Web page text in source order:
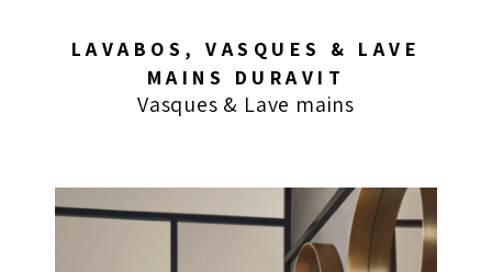
LAVABOS, VASQUES & LAVE
MAINS DURAVIT
Vasques & Lave mains